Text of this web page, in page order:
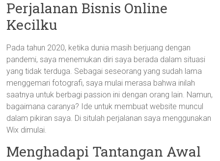
Perjalanan Bisnis Online
Kecilku
Pada tahun 2020, ketika dunia masih berjuang dengan
pandemi, saya menemukan diri saya berada dalam situasi
yang tidak terduga. Sebagai seseorang yang sudah lama
menggemari fotografi, saya mulai merasa bahwa inilah
saatnya untuk berbagi passion ini dengan orang lain. Namun,
bagaimana caranya? Ide untuk membuat website muncul
dalam pikiran saya. Di situlah perjalanan saya menggunakan
Wix dimulai.
Menghadapi Tantangan Awal